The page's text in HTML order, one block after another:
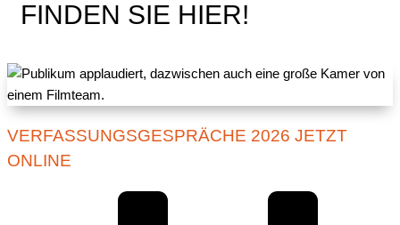
FINDEN SIE HIER!
VERFASSUNGSGESPRÄCHE 2026 JETZT
ONLINE